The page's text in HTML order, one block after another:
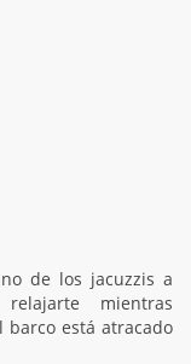
de los jacuzzis a
mientras
barco está atracado